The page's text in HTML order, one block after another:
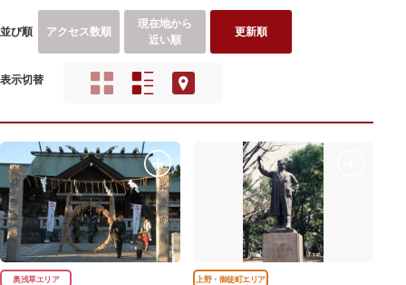
並び順 アクセス数順
現在地から
近い順
更新順
表示切替
奥浅草エリア 上野・御徒町エリア